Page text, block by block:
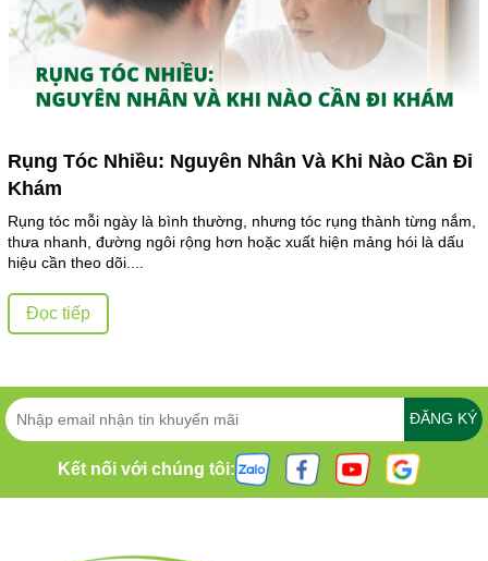
Rụng Tóc Nhiều: Nguyên Nhân Và Khi Nào Cần Đi
Khám
Rụng tóc mỗi ngày là bình thường, nhưng tóc rụng thành từng nắm,
thưa nhanh, đường ngôi rộng hơn hoặc xuất hiện mảng hói là dấu
hiệu cần theo dõi....
Đọc tiếp
ĐĂNG KÝ
Kết nối với chúng tôi: